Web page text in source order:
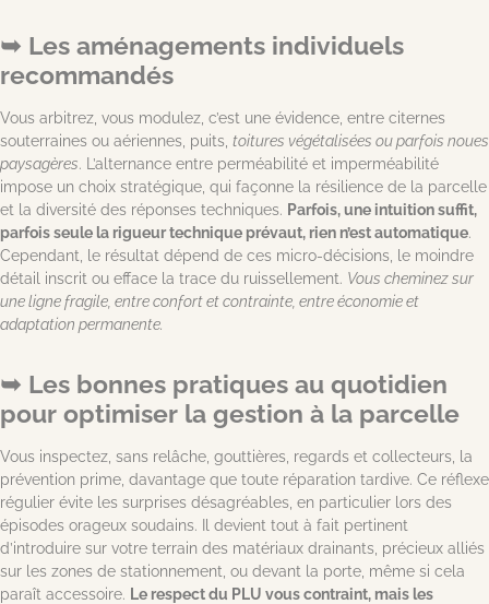
Les aménagements individuels
recommandés
Vous arbitrez, vous modulez, c’est une évidence, entre citernes
souterraines ou aériennes, puits, toitures végétalisées ou parfois noues
paysagères. L’alternance entre perméabilité et imperméabilité
impose un choix stratégique, qui façonne la résilience de la parcelle
et la diversité des réponses techniques. Parfois, une intuition suffit,
parfois seule la rigueur technique prévaut, rien n’est automatique.
Cependant, le résultat dépend de ces micro-décisions, le moindre
détail inscrit ou efface la trace du ruissellement. Vous cheminez sur
une ligne fragile, entre confort et contrainte, entre économie et
adaptation permanente.
Les bonnes pratiques au quotidien
pour optimiser la gestion à la parcelle
Vous inspectez, sans relâche, gouttières, regards et collecteurs, la
prévention prime, davantage que toute réparation tardive. Ce réflexe
régulier évite les surprises désagréables, en particulier lors des
épisodes orageux soudains. Il devient tout à fait pertinent
d’introduire sur votre terrain des matériaux drainants, précieux alliés
sur les zones de stationnement, ou devant la porte, même si cela
paraît accessoire. Le respect du PLU vous contraint, mais les